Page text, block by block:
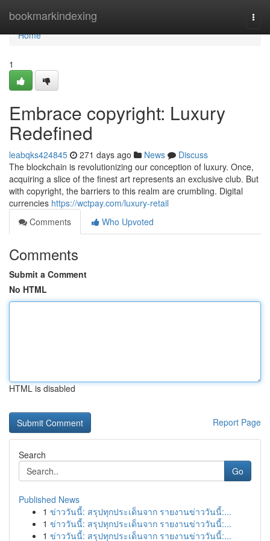
bookmarkindexing
Home
Home
1
Embrace copyright: Luxury
Redefined
leabqks424845 271 days ago News
Discuss
The blockchain is revolutionizing our conception of luxury. Once,
acquiring a slice of the finest art represents an exclusive club. But
with copyright, the barriers to this realm are crumbling. Digital
currencies https://wctpay.com/luxury-retail
Comments
Who Upvoted
Comments
Submit a Comment
No HTML
HTML is disabled
Report Page
Search
Go
Published News
1 ข่าววันนี้: สรุปทุกประเด็นจาก รายงานข่าววันนี้:...
1 ข่าววันนี้: สรุปทุกประเด็นจาก รายงานข่าววันนี้:...
1 ข่าววันนี้: สรุปทุกประเด็นจาก รายงานข่าววันนี้:...